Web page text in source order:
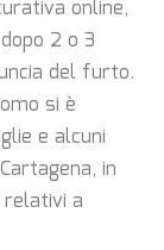
online,
2 o 3
del furto.
si è
e alcuni
in
a